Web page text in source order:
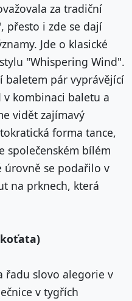
za tradiční
přesto i zde se dají
Jde o klasické
"Whispering Wind".
baletem pár vyprávějící
kombinaci baletu a
vidět zajímavý
forma tance,
společenském bílém
úrovně se podařilo v
na prknech, která
řadu slovo alegorie v
v tygřích